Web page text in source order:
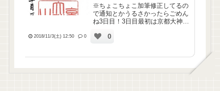
※ちょこちょこ加筆修正してるの
で通知とかうるさかったらごめん
ね3日目！3日目最初は京都大神
てお参りしようと思ったの💡とり
2018/11/3(土) 12:50 0 0